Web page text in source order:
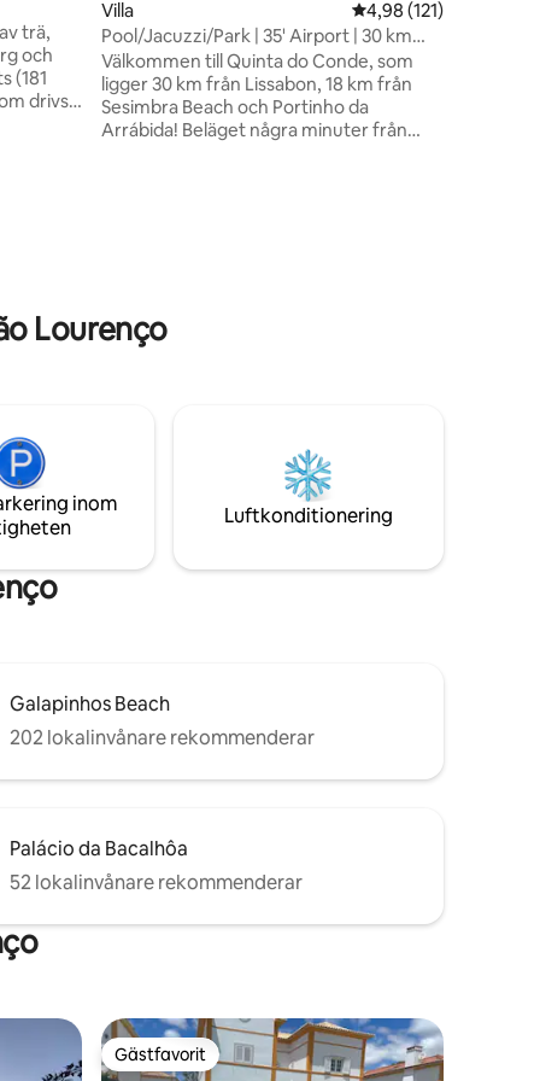
trä,
och
(181
drivs
Villa 4,98 av 5 i
4,98 (121)
Pool/Jacuzzi/Park | 35' Airport | 30 km
Lissabon
Välkommen till Quinta do Conde, som
ligger 30 km från Lissabon, 18 km från
Sesimbra Beach och Portinho da
Arrábida! Beläget några minuter från
Caparica, Lagoa de Albufeira, Sesimbra
Lourenço
inom
Luftkonditionering
Galapinhos Beach
202 lokalinvånare rekommenderar
Palácio da Bacalhôa
52 lokalinvånare rekommenderar
Gästfavorit
Gästfavorit